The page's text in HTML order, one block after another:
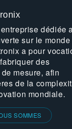
dédiée
sur le monde
a pour
des
mesure, afin
de la
mondiale.
SOMMES